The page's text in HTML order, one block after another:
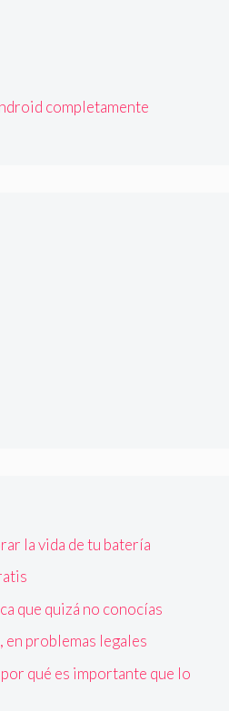
completamente
la vida de tu batería
que quizá no conocías
en problemas legales
qué es importante que lo